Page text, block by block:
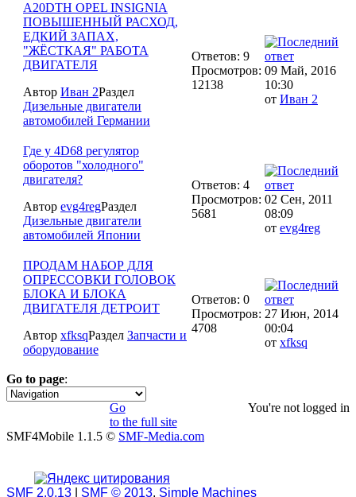
A20DTH OPEL INSIGNIA
ПОВЫШЕННЫЙ РАСХОД,
ЕДКИЙ ЗАПАХ,
"ЖЁСТКАЯ" РАБОТА
ДВИГАТЕЛЯ
Автор Иван 2Раздел
Дизельные двигатели
автомобилей Германии
Ответов: 9
Просмотров:
12138
09 Май, 2016
10:30
от Иван 2
Где у 4D68 регулятор
оборотов "холодного"
двигателя?
Автор evg4regРаздел
Дизельные двигатели
автомобилей Японии
Ответов: 4
Просмотров:
5681
02 Сен, 2011
08:09
от evg4reg
ПРОДАМ НАБОР ДЛЯ
ОПРЕССОВКИ ГОЛОВОК
БЛОКА И БЛОКА
ДВИГАТЕЛЯ ДЕТРОИТ
Автор xfksqРаздел Запчасти и
оборудование
Ответов: 0
Просмотров:
4708
27 Июн, 2014
00:04
от xfksq
Go to page:
1
You're not logged in
Go
to the full site
SMF4Mobile 1.1.5 © SMF-Media.com
SMF 2.0.13 SMF © 2013, Simple Machines